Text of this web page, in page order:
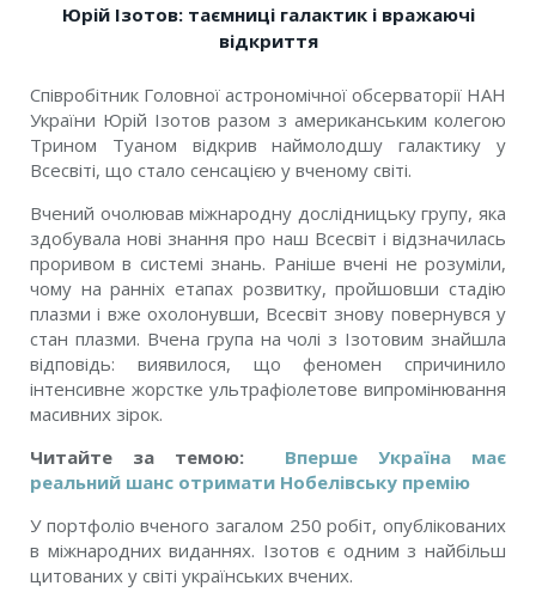
Юрій Ізотов: таємниці галактик і вражаючі
відкриття
Співробітник Головної астрономічної обсерваторії НАН
України Юрій Ізотов разом з американським колегою
Трином Туаном відкрив наймолодшу галактику у
Всесвіті, що стало сенсацією у вченому світі.
Вчений очолював міжнародну дослідницьку групу, яка
здобувала нові знання про наш Всесвіт і відзначилась
проривом в системі знань. Раніше вчені не розуміли,
чому на ранніх етапах розвитку, пройшовши стадію
плазми і вже охолонувши, Всесвіт знову повернувся у
стан плазми. Вчена група на чолі з Ізотовим знайшла
відповідь: виявилося, що феномен спричинило
інтенсивне жорстке ультрафіолетове випромінювання
масивних зірок.
Читайте за темою: Вперше Україна має
реальний шанс отримати Нобелівську премію
У портфоліо вченого загалом 250 робіт, опублікованих
в міжнародних виданнях. Ізотов є одним з найбільш
цитованих у світі українських вчених.